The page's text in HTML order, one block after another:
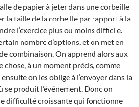
de papier à jeter dans une corbeille
la taille de la corbeille par rapport à la
l’exercice plus ou moins difficile.
nombre d’options, et on met en
combinaison. On apprend alors aux
chose, à un moment précis, comme
on les oblige à l’envoyer dans la
se produit l’événement. Donc on
difficulté croissante qui fonctionne